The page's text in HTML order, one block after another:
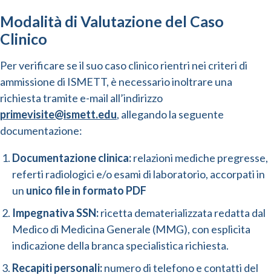
Modalità di Valutazione del Caso
Clinico
Per verificare se il suo caso clinico rientri nei criteri di
ammissione di ISMETT, è necessario inoltrare una
richiesta tramite e-mail all’indirizzo
primevisite@ismett.edu, allegando la seguente
documentazione:
Documentazione clinica:relazioni mediche pregresse,
referti radiologici e/o esami di laboratorio, accorpati in
un unico file in formato PDF
Impegnativa SSN:ricetta dematerializzata redatta dal
Medico di Medicina Generale (MMG), con esplicita
indicazione della branca specialistica richiesta.
Recapiti personali:numero di telefono e contatti del